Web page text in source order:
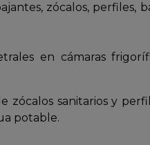
zócalos, perfiles,
en cámaras
zócalos sanitarios y
potable.